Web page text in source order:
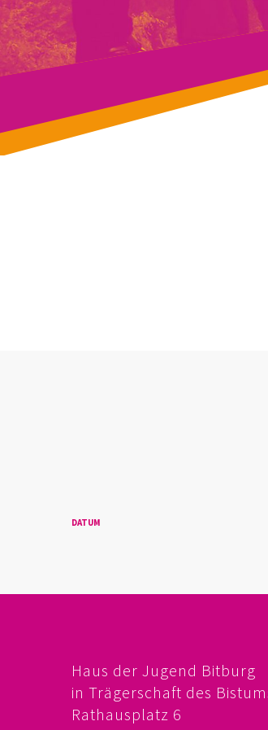
DATUM
Haus der Jugend Bitburg
in Trägerschaft des
Rathausplatz 6